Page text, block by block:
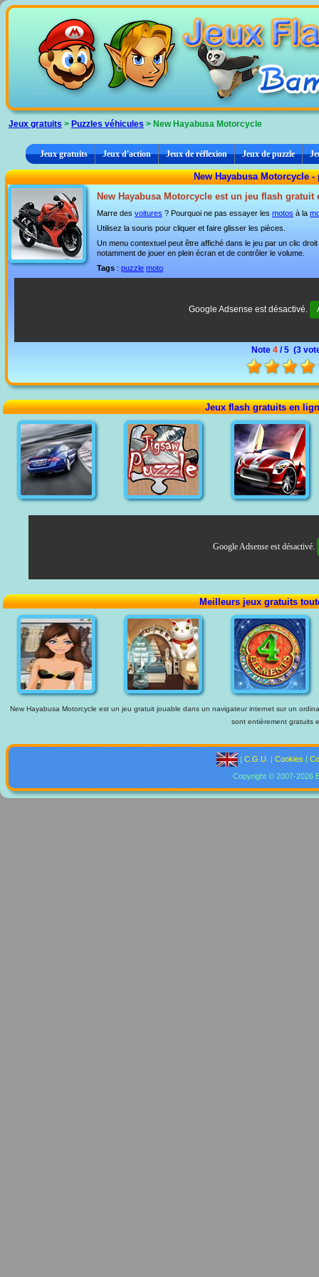
Jeux gratuits > Puzzles véhicules > New Hayabusa Motorcycle
Jeux gratuits Jeux d'action Jeux de réflexion Jeux de puzzle
New Hayabusa Motorcycle
New Hayabusa Motorcycle est un jeu flash
Marre des voitures ? Pourquoi ne pas essayer les motos à la
Utilisez la souris pour cliquer et faire glisser les pièces.
Un menu contextuel peut être affiché dans le jeu par un clic
notamment de jouer en plein écran et de contrôler le volume.
Tags : puzzle moto
Google Adsense est désactivé.
Note 4/ 5 (3
Jeux flash gratuits en
Google Adsense est désactivé.
Meilleurs jeux gratuits
New Hayabusa Motorcycle est un jeu gratuit jouable dans un navigateur internet sur un
sont entièrement gratuits
|C.G.U.|Cookies|
Copyright © 2007-2026
Panneau de gestion des cookies